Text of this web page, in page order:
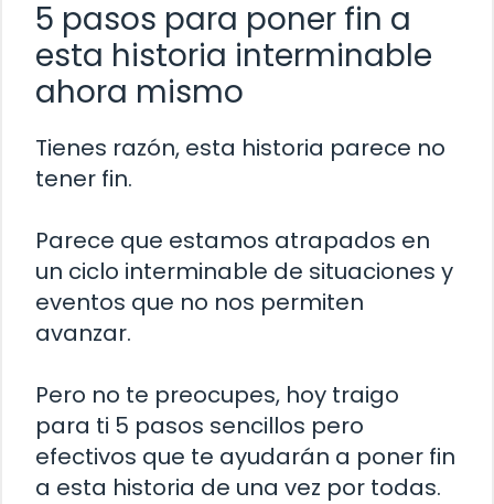
5 pasos para poner fin a
esta historia interminable
ahora mismo
Tienes razón, esta historia parece no
tener fin.
Parece que estamos atrapados en
un ciclo interminable de situaciones y
eventos que no nos permiten
avanzar.
Pero no te preocupes, hoy traigo
para ti 5 pasos sencillos pero
efectivos que te ayudarán a poner fin
a esta historia de una vez por todas.